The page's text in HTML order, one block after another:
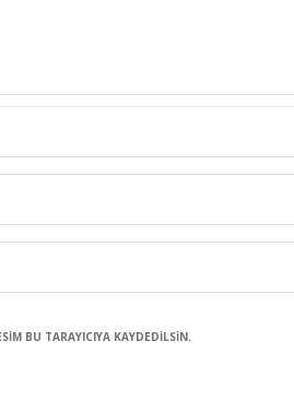
BU TARAYICIYA KAYDEDILSIN.